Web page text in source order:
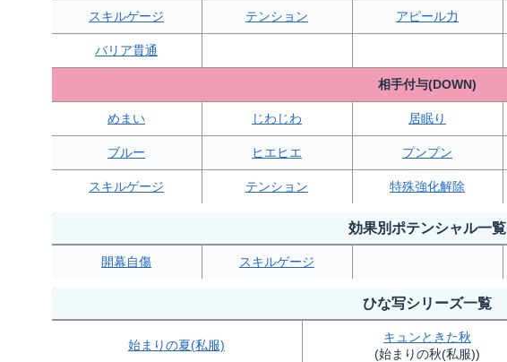
スキルゲージ テンション アピール力
バリア貫通
相手付与(DOWN)
めまい じわじわ 居眠り
ブルー ヒエヒエ プンプン
スキルゲージ テンション 特殊強化解除
効果別ポテンシャル一覧
開幕自傷 スキルゲージ
ひな写シリーズ一覧
始まりの夏(私服)
キュンときた秋
(始まりの秋(私服))